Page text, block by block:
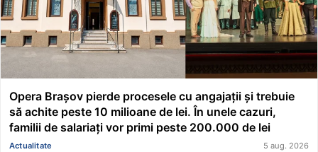
Opera Brașov pierde procesele cu angajații și trebuie
să achite peste 10 milioane de lei. În unele cazuri,
familii de salariați vor primi peste 200.000 de lei
Actualitate 5 aug. 2026